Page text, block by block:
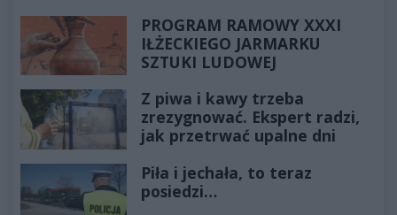
PROGRAM RAMOWY XXXI
IŁŻECKIEGO JARMARKU
SZTUKI LUDOWEJ
Z piwa i kawy trzeba
zrezygnować. Ekspert radzi,
jak przetrwać upalne dni
Piła i jechała, to teraz
posiedzi…